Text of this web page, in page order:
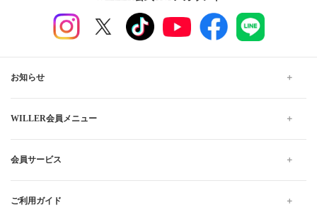
お知らせ
WILLER会員メニュー
会員サービス
ご利用ガイド